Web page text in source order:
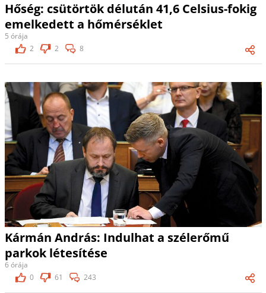
Hőség: csütörtök délután 41,6 Celsius-fokig
emelkedett a hőmérséklet
5 órája
2
2 8
Kármán András: Indulhat a szélerőmű
parkok létesítése
6 órája
0
61 243